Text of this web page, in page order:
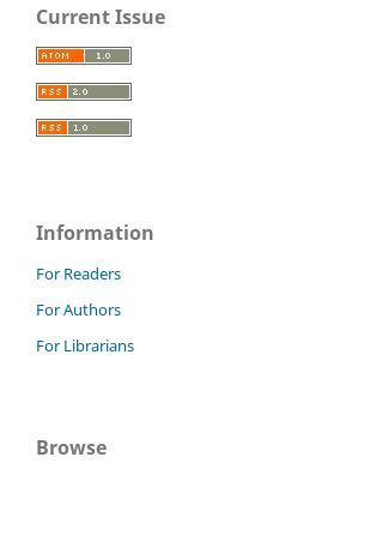
Current Issue
Information
For Readers
For Authors
For Librarians
Browse